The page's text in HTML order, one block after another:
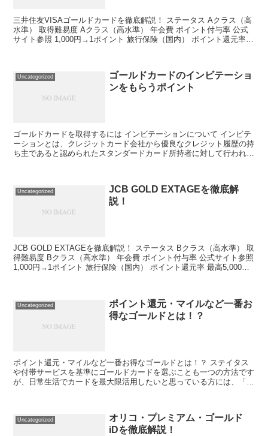
三井住友VISAゴールドカードを徹底解説！ ステータス Aクラス（高
水準） 取得難易度 Aクラス（高水準） 年会費 ポイント付与率 公式
サイト参照 1,000円→1ポイント 旅行保険（国内） ポイント還元率
Uncategorized
ゴールドカードのインビテーショ
ンをもらうポイント
ゴールドカードを取得するには インビテーションについて インビテ
ーションとは、クレジットカード会社から優良なクレジット履歴の持
ち主であると認められたスタンダードカード所持者に対して行われる
Uncategorized
JCB GOLD EXTAGEを徹底解
説！
JCB GOLD EXTAGEを徹底解説！ ステータス Bクラス（高水準） 取
得難易度 Bクラス（高水準） 年会費 ポイント付与率 公式サイト参照
1,000円→1ポイント 旅行保険（国内） ポイント還元率 最高5,000万
Uncategorized
ポイント還元・マイルなど一番お
得なゴールドとは！？
ポイント還元・マイルなど一番お得なゴールドとは！？ ステイタス
や付帯サービスを基準にゴールドカードを選ぶことも一つの方法です
が、日常生活でカードを最大限活用したいと思っている方には、「ポ
Uncategorized
オリコ・プレミアム・ゴールド
iDを徹底解説！